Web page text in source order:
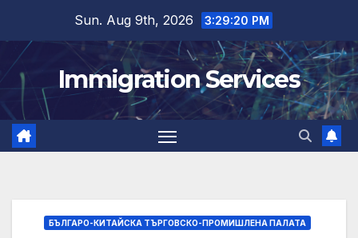
content
Sun. Aug 9th, 2026 3:29:21 PM
Immigration Services
БЪЛГАРО-КИТАЙСКА ТЪРГОВСКО-ПРОМИШЛЕНА ПАЛАТА